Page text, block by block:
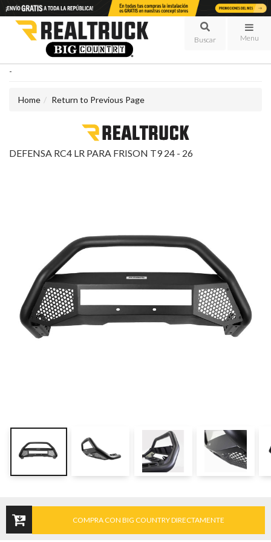
Menu
-
Home Return to Previous Page
DEFENSA RC4 LR PARA FRISON T9 24 - 26
COMPRA CON BIG COUNTRY DIRECTAMENTE